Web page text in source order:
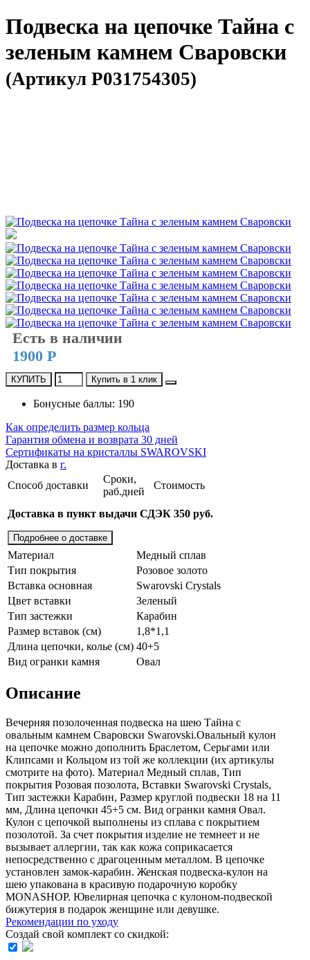
Подвеска на цепочке Тайна с
зеленым камнем Сваровски
(Артикул P031754305)
Есть в наличии
1900 Р
КУПИТЬ Купить в 1 клик
Бонусные баллы: 190
Как определить размер кольца
Гарантия обмена и возврата 30 дней
Сертификаты на кристаллы SWAROVSKI
Доставка в г.
Способ доставки
Сроки,
раб.дней
Стоимость
Доставка в пункт выдачи СДЭК 350 руб.
Подробнее о доставке
Материал
Медный сплав
Тип покрытия
Розовое золото
Вставка основная
Swarovski Crystals
Цвет вставки
Зеленый
Тип застежки
Карабин
Размер вставок (см)
1,8*1,1
Длина цепочки, колье (см) 40+5
Вид огранки камня
Овал
Описание
Вечерняя позолоченная подвеска на шею Тайна с
овальным камнем Сваровски Swarovski.Овальный кулон
на цепочке можно дополнить Браслетом, Серьгами или
Клипсами и Кольцом из той же коллекции (их артикулы
смотрите на фото). Материал Медный сплав, Тип
покрытия Розовая позолота, Вставки Swarovski Crystals,
Тип застежки Карабин, Размер круглой подвески 18 на 11
мм, Длина цепочки 45+5 см. Вид огранки камня Овал.
Кулон с цепочкой выполнены из сплава с покрытием
позолотой. За счет покрытия изделие не темнеет и не
вызывает аллергии, так как кожа соприкасается
непосредственно с драгоценным металлом. В цепочке
установлен замок-карабин. Женская подвеска-кулон на
шею упакована в красивую подарочную коробку
MONASHOP. Ювелирная цепочка с кулоном-подвеской
бижутерия в подарок женщине или девушке.
Рекомендации по уходу
Создай свой комплект со скидкой: